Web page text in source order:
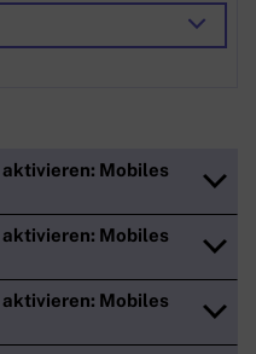
Mobiles
Mobiles
Mobiles